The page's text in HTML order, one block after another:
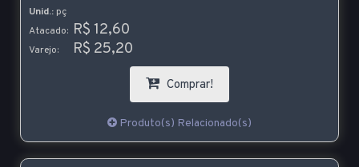
Unid.: pç
Atacado: R$ 12,60
Varejo: R$ 25,20
Comprar!
Produto(s) Relacionado(s)